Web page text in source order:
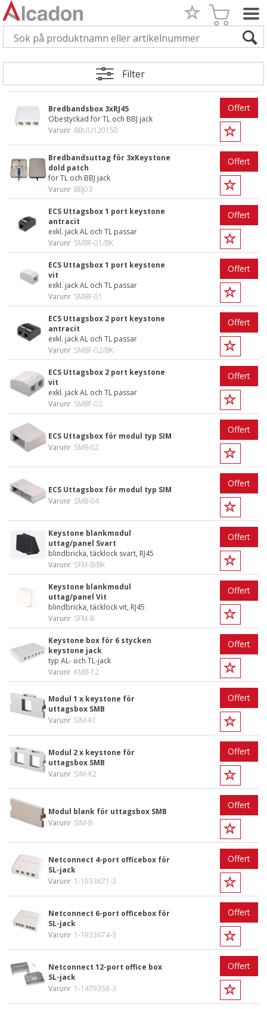
Filter
Bredbandsbox 3xRJ45
Obestyckad för TL och BBJ jack
Varunr BBUU120150
Offert
Bredbandsuttag för 3xKeystone
dold patch
för TL och BBJ jack
Varunr BBJ03
Offert
ECS Uttagsbox 1 port keystone
antracit
exkl. jack AL och TL passar
Varunr SMBF-01/BK
Offert
ECS Uttagsbox 1 port keystone
vit
exkl. jack AL och TL passar
Varunr SMBF-01
Offert
ECS Uttagsbox 2 port keystone
antracit
exkl. jack AL och TL passar
Varunr SMBF-02/BK
Offert
ECS Uttagsbox 2 port keystone
vit
exkl. jack AL och TL passar
Varunr SMBF-02
Offert
ECS Uttagsbox för modul typ SIM
Varunr SMB-02
Offert
ECS Uttagsbox för modul typ SIM
Varunr SMB-04
Offert
Keystone blankmodul
uttag/panel Svart
blindbricka, täcklock svart, RJ45
Varunr SFM-B/BK
Offert
Keystone blankmodul
uttag/panel Vit
blindbricka, täcklock vit, RJ45
Varunr SFM-B
Offert
Keystone box för 6 stycken
keystone jack
typ AL- och TL-jack
Varunr KMB-12
Offert
Modul 1 x keystone för
uttagsbox SMB
Varunr SIM-K1
Offert
Modul 2 x keystone för
uttagsbox SMB
Varunr SIM-K2
Offert
Modul blank för uttagsbox SMB
Varunr SIM-B
Offert
Netconnect 4-port officebox för
SL-jack
Varunr 1-1933671-3
Offert
Netconnect 6-port officebox för
SL-jack
Varunr 1-1933674-3
Offert
Netconnect 12-port office box
SL-jack
Varunr 1-1479358-3
Offert